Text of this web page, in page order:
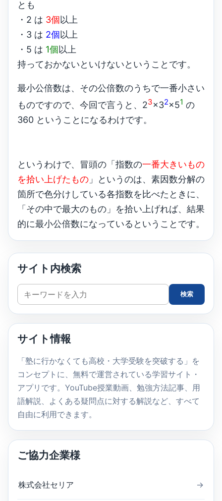
とも
・2 は 3個以上
・3 は 2個以上
・5 は 1個以上
持っておかないといけないということです。
最小公倍数は、その公倍数のうちで一番小さい
ものですので、今回で言うと、23×32×51 の
360 ということになるわけです。
というわけで、冒頭の「指数の一番大きいもの
を拾い上げたもの 」というのは、素因数分解の
箇所で色分けしている各指数を比べたときに、
「その中で最大のもの」を拾い上げれば、結果
的に最小公倍数になっているということです。
サイト内検索
サ
イ
ト
検
索
検索
サイト情報
「塾に行かなくても高校・大学受験を突破する」を
コンセプトに、無料で運営されている学習サイト・
アプリです。YouTube授業動画、勉強方法記事、用
語解説、よくある疑問点に対する解説など、すべて
自由に利用できます。
ご協力企業様
株式会社セリア →